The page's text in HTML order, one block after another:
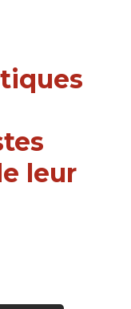
leur